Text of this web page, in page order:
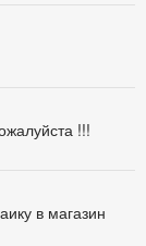
!!!
в магазин